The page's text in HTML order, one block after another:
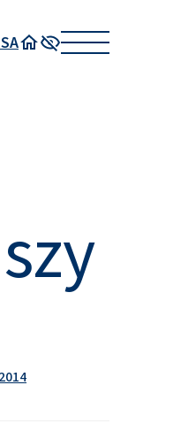
Strona główna
Wysoki kontrast
2014